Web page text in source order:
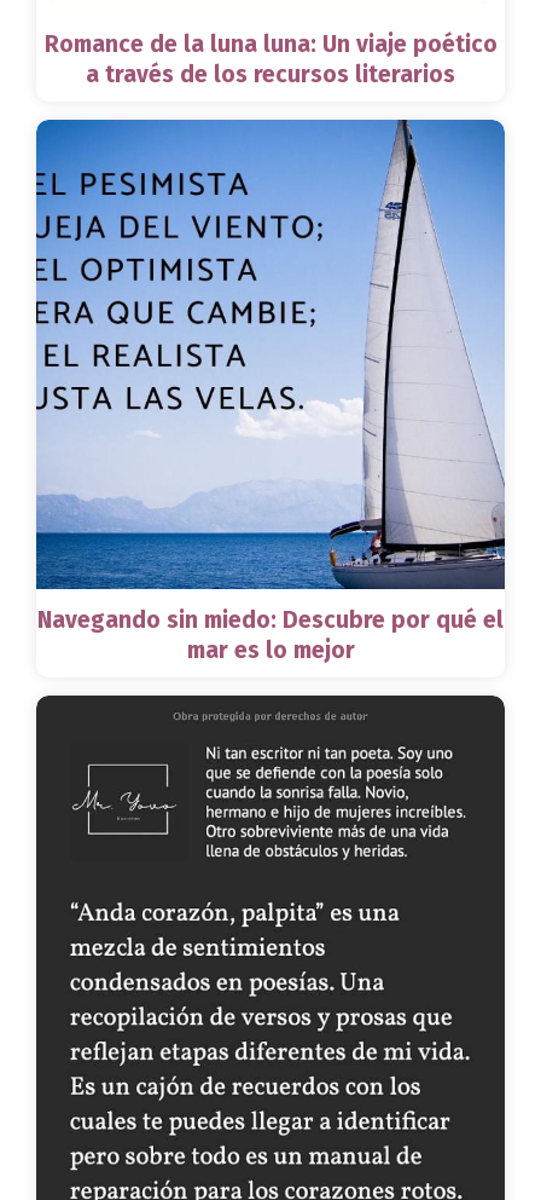
Romance de la luna luna: Un viaje poético
a través de los recursos literarios
Navegando sin miedo: Descubre por qué el
mar es lo mejor